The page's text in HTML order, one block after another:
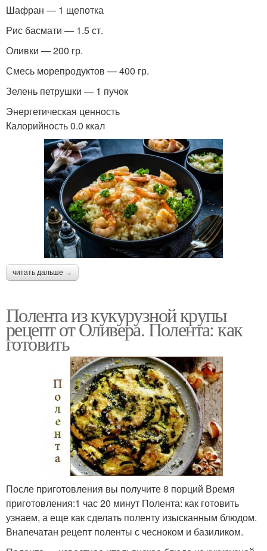
Шафран — 1 щепотка
Рис басмати — 1.5 ст.
Оливки — 200 гр.
Смесь морепродуктов — 400 гр.
Зелень петрушки — 1 пучок
Энергетическая ценность
Калорийность 0.0 ккал
читать дальше →
Полента из кукурузной крупы
рецепт от Оливера. Полента: как
готовить
После приготовления вы получите 8 порций Время
приготовления:1 час 20 минут Полента: как готовить
узнаем, а еще как сделать поленту изысканным блюдом.
Внапечатан рецепт поленты с чесноком и базиликом.